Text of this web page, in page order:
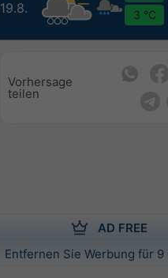
19.8.
3 °C
Vorhersage
teilen
AD FREE
Entfernen Sie Werbung für